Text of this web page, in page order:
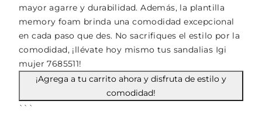
mayor agarre y durabilidad. Además, la plantilla
memory foam brinda una comodidad excepcional
en cada paso que des. No sacrifiques el estilo por la
comodidad, ¡llévate hoy mismo tus sandalias Igi
mujer 7685511!
¡Agrega a tu carrito ahora y disfruta de estilo y
comodidad!
```